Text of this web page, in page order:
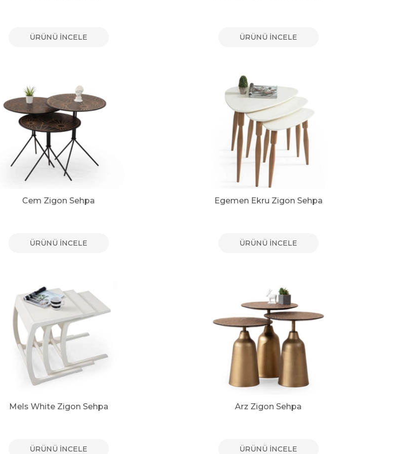
ÜRÜNÜ İNCELE ÜRÜNÜ İNCELE
Cem Zigon Sehpa
ÜRÜNÜ İNCELE
Egemen Ekru Zigon Sehpa
ÜRÜNÜ İNCELE
Mels White Zigon Sehpa
ÜRÜNÜ İNCELE
Arz Zigon Sehpa
ÜRÜNÜ İNCELE